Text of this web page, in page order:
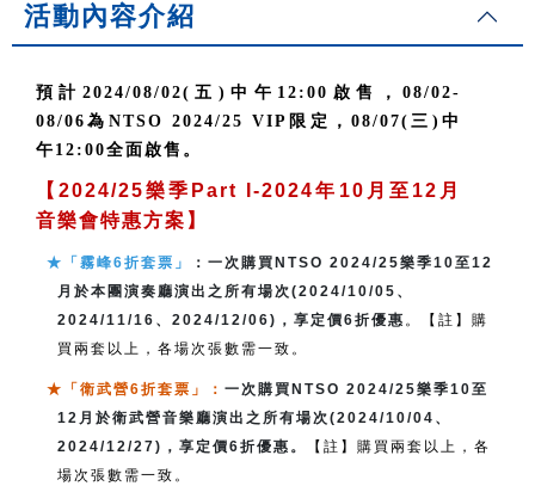
活動內容介紹
預計2024/08/02(五)中午12:00啟售，08/02-
08/06為NTSO 2024/25 VIP限定，08/07(三)中
午12:00全面啟售。
【2024/25樂季Part I-2024年10月至12月
音樂會特惠方案】
★「霧峰6折套票」
：一次購買NTSO 2024/25樂季10至12
月於本團演奏廳演出之所有場次(2024/10/05、
2024/11/16、2024/12/06)，享定價6折優惠 。【註】購
買兩套以上，各場次張數需一致。
★「衛武營6折套票」 ： 一次購買NTSO 2024/25樂季10至
12月於衛武營音樂廳演出之所有場次(2024/10/04、
2024/12/27)，享定價6折優惠。
【註】購買兩套以上，各
場次張數需一致。